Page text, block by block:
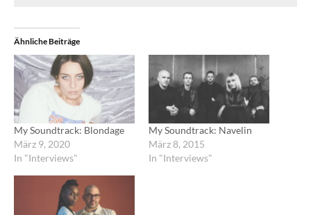
Ähnliche Beiträge
My Soundtrack: Blondage
März 9, 2020
In "Interviews"
My Soundtrack: Navelin
März 8, 2015
In "Interviews"